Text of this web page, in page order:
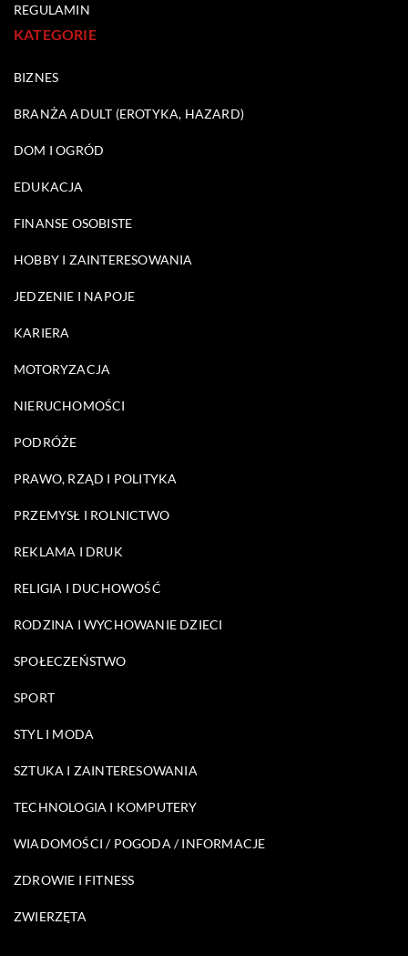
REGULAMIN
KATEGORIE
BIZNES
BRANŻA ADULT (EROTYKA, HAZARD)
DOM I OGRÓD
EDUKACJA
FINANSE OSOBISTE
HOBBY I ZAINTERESOWANIA
JEDZENIE I NAPOJE
KARIERA
MOTORYZACJA
NIERUCHOMOŚCI
PODRÓŻE
PRAWO, RZĄD I POLITYKA
PRZEMYSŁ I ROLNICTWO
REKLAMA I DRUK
RELIGIA I DUCHOWOŚĆ
RODZINA I WYCHOWANIE DZIECI
SPOŁECZEŃSTWO
SPORT
STYL I MODA
SZTUKA I ZAINTERESOWANIA
TECHNOLOGIA I KOMPUTERY
WIADOMOŚCI / POGODA / INFORMACJE
ZDROWIE I FITNESS
ZWIERZĘTA